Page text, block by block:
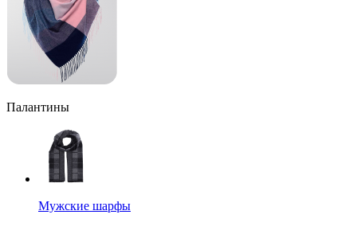
Палантины
Мужские шарфы